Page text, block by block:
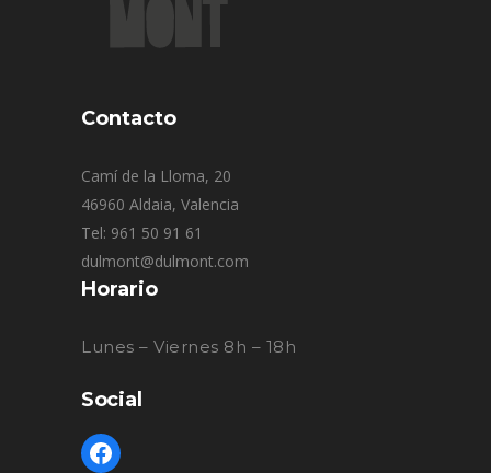
Contacto
Camí de la Lloma, 20
46960 Aldaia, Valencia
Tel: 961 50 91 61
dulmont@dulmont.com
Horario
Lunes – Viernes 8h – 18h
Social